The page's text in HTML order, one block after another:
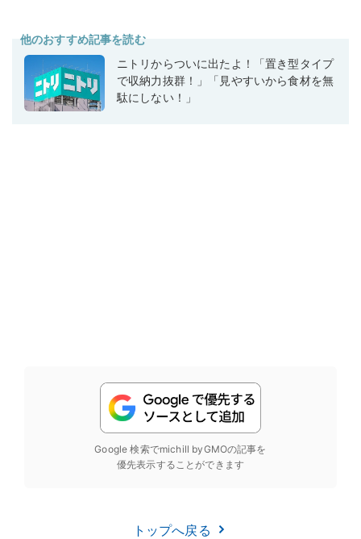
他のおすすめ記事を読む
ニトリからついに出たよ！「置き型タイプ
で収納力抜群！」「見やすいから食材を無
駄にしない！」
Google 検索でmichill byGMOの記事を
優先表示することができます
トップへ戻る